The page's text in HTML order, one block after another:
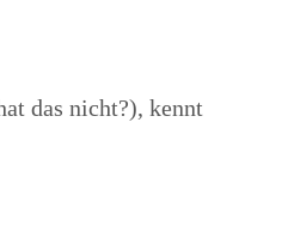
das nicht?), kennt